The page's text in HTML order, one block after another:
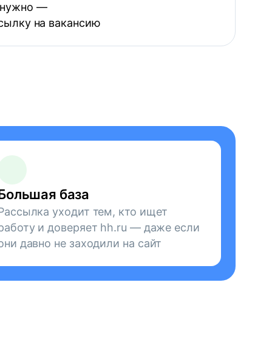
нужно —
на вакансию
база
уходит тем, кто ищет
и доверяет hh.ru — даже если
давно не заходили на сайт